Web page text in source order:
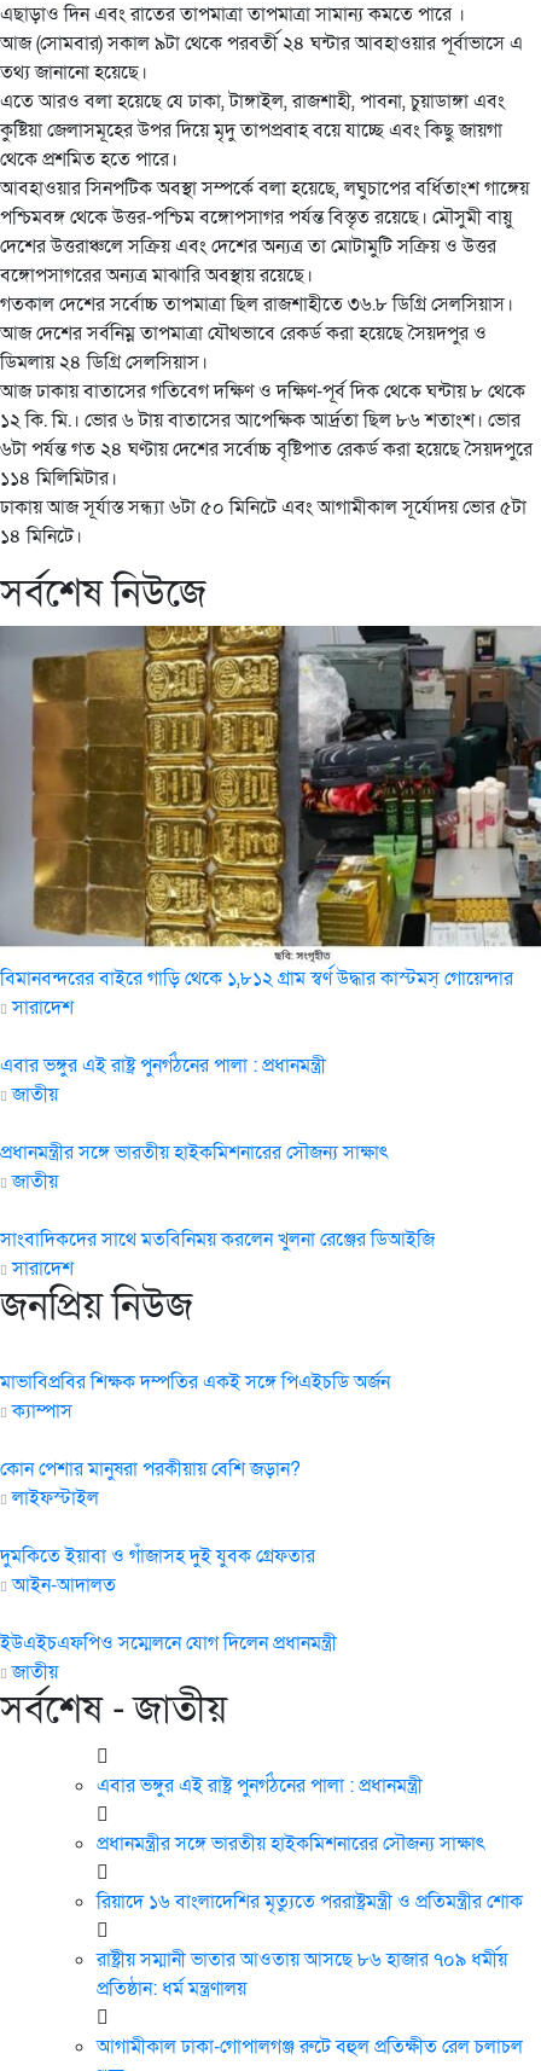
এছাড়াও দিন এবং রাতের তাপমাত্রা তাপমাত্রা সামান্য কমতে পারে ।
আজ (সোমবার) সকাল ৯টা থেকে পরবর্তী ২৪ ঘন্টার আবহাওয়ার পূর্বাভাসে এ
তথ্য জানানো হয়েছে।
এতে আরও বলা হয়েছে যে ঢাকা, টাঙ্গাইল, রাজশাহী, পাবনা, চুয়াডাঙ্গা এবং
কুষ্টিয়া জেলাসমূহের উপর দিয়ে মৃদু তাপপ্রবাহ বয়ে যাচ্ছে এবং কিছু জায়গা
থেকে প্রশমিত হতে পারে।
আবহাওয়ার সিনপটিক অবস্থা সম্পর্কে বলা হয়েছে, লঘুচাপের বর্ধিতাংশ গাঙ্গেয়
পশ্চিমবঙ্গ থেকে উত্তর-পশ্চিম বঙ্গোপসাগর পর্যন্ত বিস্তৃত রয়েছে। মৌসুমী বায়ু
দেশের উত্তরাঞ্চলে সক্রিয় এবং দেশের অন্যত্র তা মোটামুটি সক্রিয় ও উত্তর
বঙ্গোপসাগরের অন্যত্র মাঝারি অবস্থায় রয়েছে।
গতকাল দেশের সর্বোচ্চ তাপমাত্রা ছিল রাজশাহীতে ৩৬.৮ ডিগ্রি সেলসিয়াস।
আজ দেশের সর্বনিম্ন তাপমাত্রা যৌথভাবে রেকর্ড করা হয়েছে সৈয়দপুর ও
ডিমলায় ২৪ ডিগ্রি সেলসিয়াস।
আজ ঢাকায় বাতাসের গতিবেগ দক্ষিণ ও দক্ষিণ-পূর্ব দিক থেকে ঘন্টায় ৮ থেকে
১২ কি. মি.। ভোর ৬ টায় বাতাসের আপেক্ষিক আর্দ্রতা ছিল ৮৬ শতাংশ। ভোর
৬টা পর্যন্ত গত ২৪ ঘণ্টায় দেশের সর্বোচ্চ বৃষ্টিপাত রেকর্ড করা হয়েছে সৈয়দপুরে
১১৪ মিলিমিটার।
ঢাকায় আজ সূর্যাস্ত সন্ধ্যা ৬টা ৫০ মিনিটে এবং আগামীকাল সূর্যোদয় ভোর ৫টা
১৪ মিনিটে।
সর্বশেষ নিউজে
বিমানবন্দরের বাইরে গাড়ি থেকে ১,৮১২ গ্রাম স্বর্ণ উদ্ধার কাস্টমস্ গোয়েন্দার
সারাদেশ
এবার ভঙ্গুর এই রাষ্ট্র পুনর্গঠনের পালা : প্রধানমন্ত্রী
জাতীয়
প্রধানমন্ত্রীর সঙ্গে ভারতীয় হাইকমিশনারের সৌজন্য সাক্ষাৎ
জাতীয়
সাংবাদিকদের সাথে মতবিনিময় করলেন খুলনা রেঞ্জের ডিআইজি
সারাদেশ
জনপ্রিয় নিউজ
মাভাবিপ্রবির শিক্ষক দম্পতির একই সঙ্গে পিএইচডি অর্জন
ক্যাম্পাস
কোন পেশার মানুষরা পরকীয়ায় বেশি জড়ান?
লাইফস্টাইল
দুমকিতে ইয়াবা ও গাঁজাসহ দুই যুবক গ্রেফতার
আইন-আদালত
ইউএইচএফপিও সম্মেলনে যোগ দিলেন প্রধানমন্ত্রী
জাতীয়
সর্বশেষ - জাতীয়
এবার ভঙ্গুর এই রাষ্ট্র পুনর্গঠনের পালা : প্রধানমন্ত্রী
প্রধানমন্ত্রীর সঙ্গে ভারতীয় হাইকমিশনারের সৌজন্য সাক্ষাৎ
রিয়াদে ১৬ বাংলাদেশির মৃত্যুতে পররাষ্ট্রমন্ত্রী ও প্রতিমন্ত্রীর শোক
রাষ্ট্রীয় সম্মানী ভাতার আওতায় আসছে ৮৬ হাজার ৭০৯ ধর্মীয়
প্রতিষ্ঠান: ধর্ম মন্ত্রণালয়
আগামীকাল ঢাকা-গোপালগঞ্জ রুটে বহুল প্রতিক্ষীত রেল চলাচল